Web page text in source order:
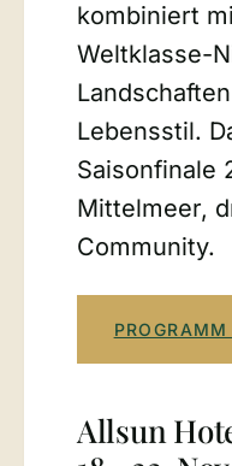
kombiniert
Weltklasse-
Lebensstil.
Saisonfinale
Mittelmeer,
Community.
Allsun